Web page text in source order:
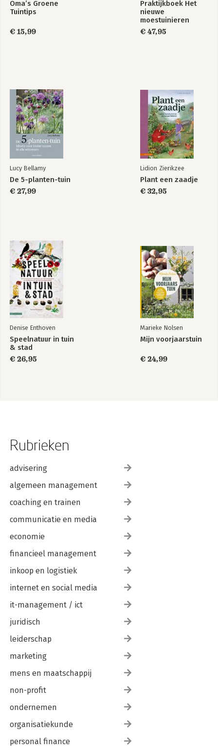
Oma’s Groene
Tuintips
€ 15,99
Praktijkboek Het
nieuwe
moestuinieren
€ 47,95
Lucy Bellamy
De 5-planten-tuin
€ 27,99
Lidion Zierikzee
Plant een zaadje
€ 32,95
Denise Enthoven
Speelnatuur in tuin
& stad
€ 26,95
Marieke Nolsen
Mijn voorjaarstuin
€ 24,99
Rubrieken
advisering
algemeen management
coaching en trainen
communicatie en media
economie
financieel management
inkoop en logistiek
internet en social media
it-management / ict
juridisch
leiderschap
marketing
mens en maatschappij
non-profit
ondernemen
organisatiekunde
personal finance